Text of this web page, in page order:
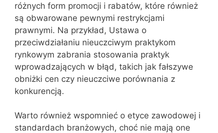
różnych form promocji i rabatów, które również
są obwarowane pewnymi restrykcjami
prawnymi. Na przykład, Ustawa o
przeciwdziałaniu nieuczciwym praktykom
rynkowym zabrania stosowania praktyk
wprowadzających w błąd, takich jak fałszywe
obniżki cen czy nieuczciwe porównania z
konkurencją.
Warto również wspomnieć o etyce zawodowej i
standardach branżowych, choć nie mają one